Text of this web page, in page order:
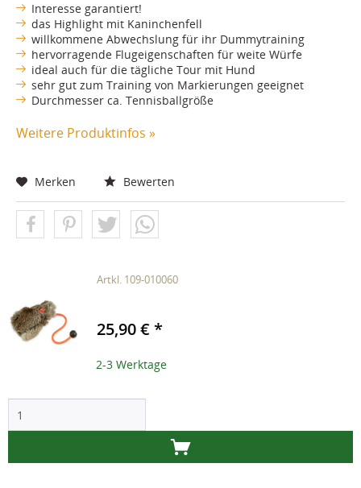
Interesse garantiert!
das Highlight mit Kaninchenfell
willkommene Abwechslung für ihr Dummytraining
hervorragende Flugeigenschaften für weite Würfe
ideal auch für die tägliche Tour mit Hund
sehr gut zum Training von Markierungen geeignet
Durchmesser ca. Tennisballgröße
Weitere Produktinfos »
Merken Bewerten
Artkl. 109-010060
2-3 Werktage
25,90 € *